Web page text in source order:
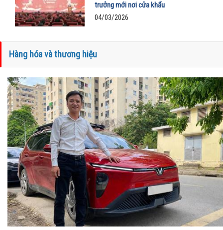
trưởng mới nơi cửa khẩu
04/03/2026
Hàng hóa và thương hiệu